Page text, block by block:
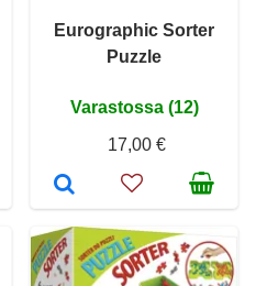
Eurographic Sorter
Puzzle
Varastossa (12)
17,00 €